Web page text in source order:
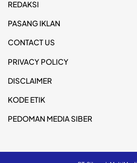
REDAKSI
PASANG IKLAN
CONTACT US
PRIVACY POLICY
DISCLAIMER
KODE ETIK
PEDOMAN MEDIA SIBER